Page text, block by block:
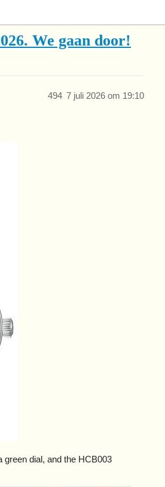
We gaan door!
7 juli 2026 om 19:10
494
green dial, and the HCB003